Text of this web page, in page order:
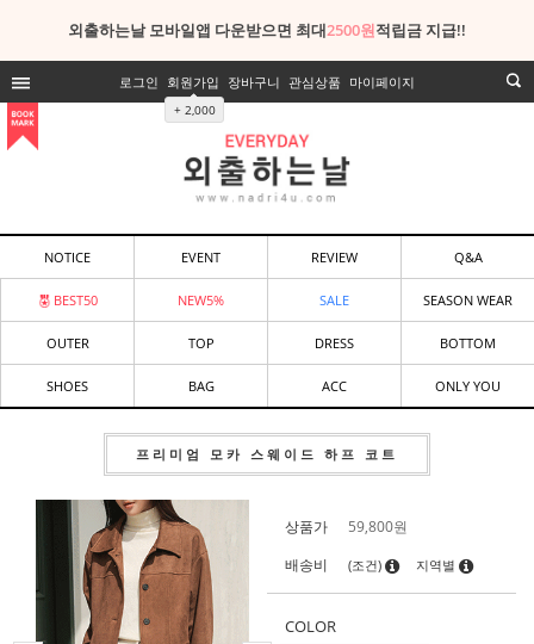
외출하는날 모바일앱 다운받으면 최대2500원적립금 지급!!
로그인 회원가입
+ 2,000
장바구니 관심상품 마이페이지
NOTICE EVENT REVIEW Q&A
BEST50 NEW5% SALE SEASON WEAR
OUTER TOP DRESS BOTTOM
SHOES BAG ACC ONLY YOU
프리미엄 모카 스웨이드 하프 코트
상품가 59,800원
배송비
(조건) 지역별
COLOR